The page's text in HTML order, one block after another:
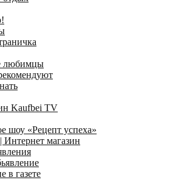
любимцы
Kaufbei TV
шоу «Рецепт успеха»
Интернет магазин
в газете